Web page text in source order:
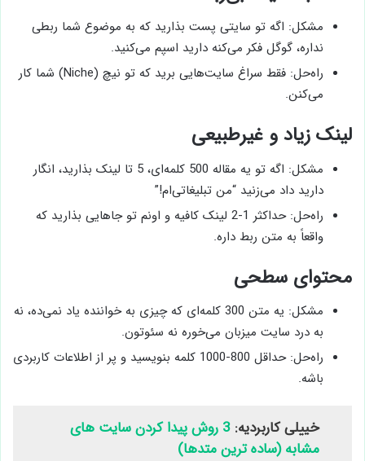
مشکل: اگه تو سایتی پست بذارید که به موضوع شما ربطی
نداره، گوگل فکر می‌کنه دارید اسپم می‌کنید.
راه‌حل: فقط سراغ سایت‌هایی برید که تو نیچ (Niche) شما کار
می‌کنن.
لینک زیاد و غیرطبیعی
مشکل: اگه تو یه مقاله 500 کلمه‌ای، 5 تا لینک بذارید، انگار
دارید داد می‌زنید “من تبلیغاتی‌ام!”
راه‌حل: حداکثر 1-2 لینک کافیه و اونم تو جاهایی بذارید که
واقعاً به متن ربط داره.
محتوای سطحی
مشکل: یه متن 300 کلمه‌ای که چیزی به خواننده یاد نمی‌ده، نه
به درد سایت میزبان می‌خوره نه سئوتون.
راه‌حل: حداقل 800-1000 کلمه بنویسید و پر از اطلاعات کاربردی
باشه.
خییلی کاربردیه:
3 روش پیدا کردن سایت های
مشابه (ساده ترین متدها)